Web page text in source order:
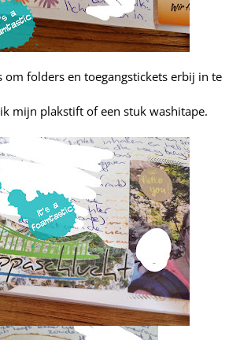
om folders en toegangstickets erbij in te
mijn plakstift of een stuk washitape.